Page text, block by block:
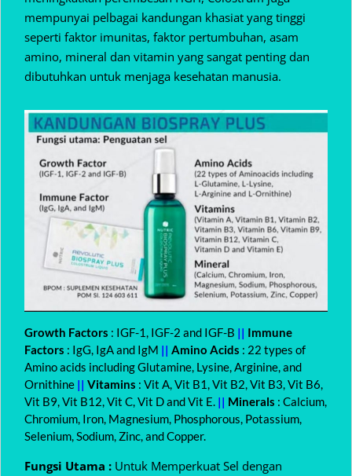
mempunyai pelbagai kandungan khasiat yang tinggi
seperti faktor imunitas, faktor pertumbuhan, asam
amino, mineral dan vitamin yang sangat penting dan
dibutuhkan untuk menjaga kesehatan manusia.
Growth Factors : IGF-1, IGF-2 and IGF-B || Immune
Factors : IgG, IgA and IgM || Amino Acids : 22 types of
Amino acids including Glutamine, Lysine, Arginine, and
Ornithine || Vitamins : Vit A, Vit B1, Vit B2, Vit B3, Vit B6,
Vit B9, Vit B12, Vit C, Vit D and Vit E. || Minerals : Calcium,
Chromium, Iron, Magnesium, Phosphorous, Potassium,
Selenium, Sodium, Zinc, and Copper.
Fungsi Utama : Untuk Memperkuat Sel dengan